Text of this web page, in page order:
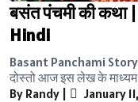
बसंत पंचमी की
Hindi
Basant Panchami Story
दोस्तो आज इस लेख के
By Randy | January